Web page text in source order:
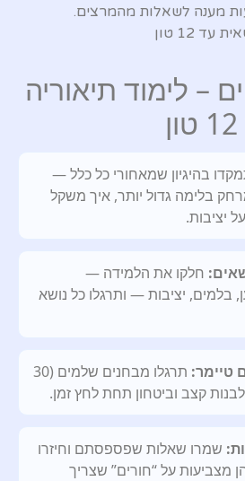
מענה לשאלות מהמרצים.
– לימוד תיאוריה
בהיגיון שמאחורי כל כלל —
בלימה גדול יותר, איך משקל
יציבות.
חלקו את הלמידה —
בלמים, יציבות — ותרגלו כל נושא
טיימר:
תרגלו מבחנים שלמים (30
שמרו שאלות שפספסתם וחיזרו
מצביעות על “חורים” שצריך